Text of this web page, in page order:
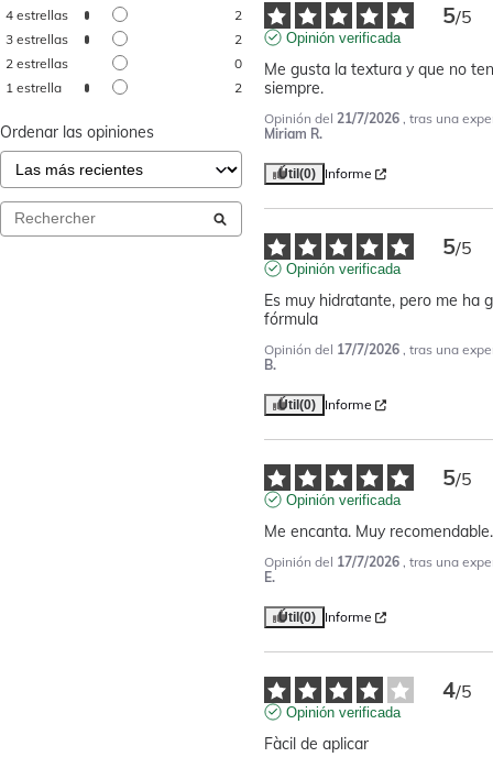
4 estrellas
2
3 estrellas
2
2 estrellas
0
1 estrella 2
Ordenar las opiniones
5/5
Opinión verificada
Me gusta la textura y que no
siempre.
Opinión del 21/7/2026 , tras una
Miriam R.
Útil (0) Informe
5/5
Opinión verificada
Es muy hidratante, pero me ha
fórmula
Opinión del 17/7/2026 , tras una
B.
Útil (0) Informe
5/5
Opinión verificada
Me encanta. Muy recomendable.
Opinión del 17/7/2026 , tras una
E.
Útil (0) Informe
4/5
Opinión verificada
Fàcil de aplicar